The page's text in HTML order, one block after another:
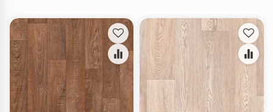
Инженерная доска
Паркетная доска
Террасная доска
Пробковое покрытие